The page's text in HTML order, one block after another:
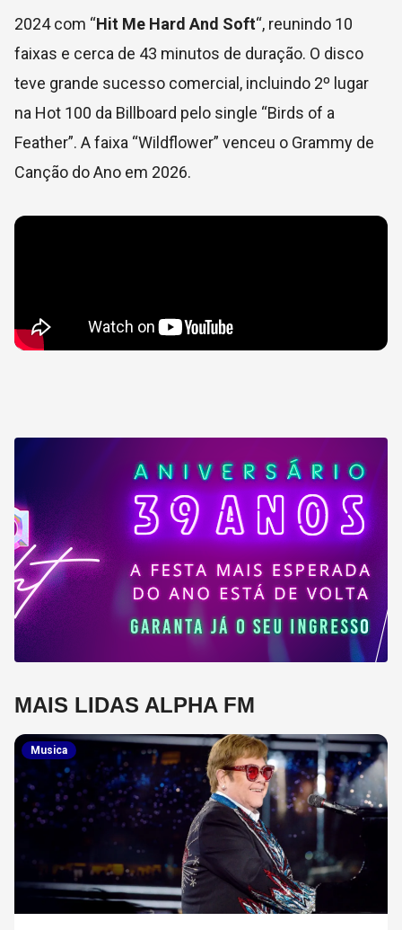
2024 com “Hit Me Hard And Soft“, reunindo 10
faixas e cerca de 43 minutos de duração. O disco
teve grande sucesso comercial, incluindo 2º lugar
na Hot 100 da Billboard pelo single “Birds of a
Feather”. A faixa “Wildflower” venceu o Grammy de
Canção do Ano em 2026.
MAIS LIDAS ALPHA FM
Musica